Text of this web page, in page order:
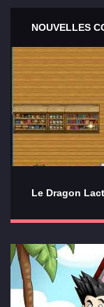
NOUVELLES
Le Dragon